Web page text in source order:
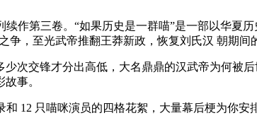
作第三卷。“如果历史是一群喵”是一部以华夏
，至光武帝推翻王莽新政，恢复刘氏汉 朝期间
次交锋才分出高低，大名鼎鼎的汉武帝为何
事。
12 只喵咪演员的四格花絮，大量幕后梗为你安